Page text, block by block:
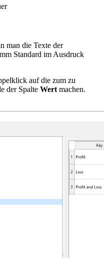
man die Texte der
Standard im Ausdruck
auf die zum zu
der Spalte Wert machen.